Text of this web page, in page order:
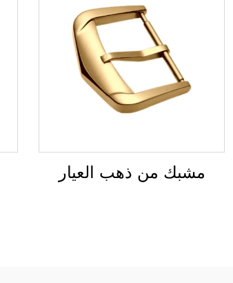
مشبك من ذهب العيار